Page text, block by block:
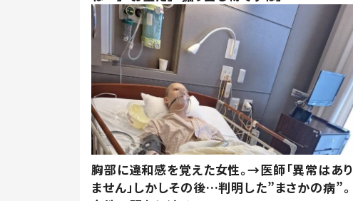
胸部に違和感を覚えた女性。→医師「異常はあり
ません」しかしその後…判明した”まさかの病”。